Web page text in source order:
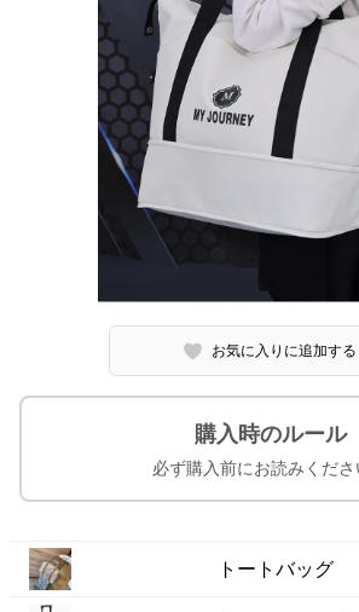
お気に入りに追加する
購入時のルール
必ず購入前にお読みくださ
トートバッグ